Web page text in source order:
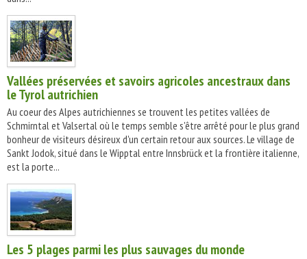
Vallées préservées et savoirs agricoles ancestraux dans
le Tyrol autrichien
Au coeur des Alpes autrichiennes se trouvent les petites vallées de
Schmirntal et Valsertal où le temps semble s'être arrêté pour le plus grand
bonheur de visiteurs désireux d'un certain retour aux sources. Le village de
Sankt Jodok, situé dans le Wipptal entre Innsbrück et la frontière italienne,
est la porte...
Les 5 plages parmi les plus sauvages du monde